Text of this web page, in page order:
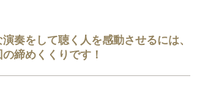
奏をして聴く人を感動させるには、
締めくくりです！